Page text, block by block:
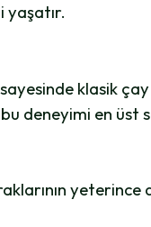
yaşatır.
klasik
deneyimi en üst
yeterince